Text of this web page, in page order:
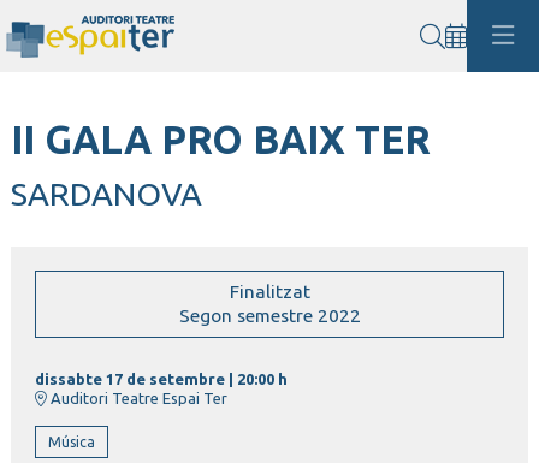
II GALA PRO BAIX TER
SARDANOVA
Finalitzat
Segon semestre 2022
dissabte 17 de setembre
20:00 h
Auditori Teatre Espai Ter
Música